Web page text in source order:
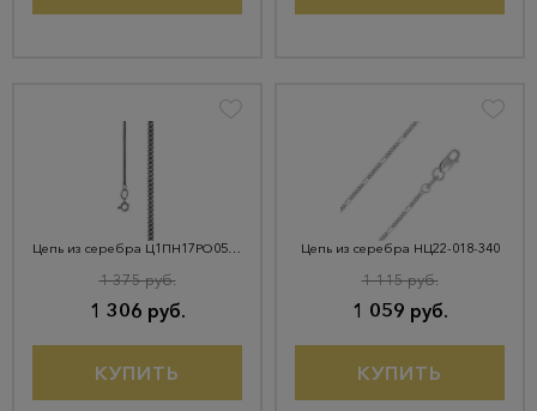
Цепь из серебра Ц1ПН17РО052040
1 306 руб.
1 375 руб.
КУПИТЬ
Цепь из серебра НЦ22-018-340
1 059 руб.
1 115 руб.
КУПИТЬ